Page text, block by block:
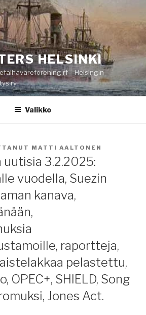
HELSINKI
rf – Helsingin
ry
Valikko
MATTI AALTONEN
3.2.2025:
vuodella, Suezin
kanava,
raportteja,
pelastettu,
OPEC+, SHIELD, Song
Jones Act.